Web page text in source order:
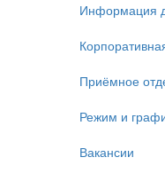
Информация
Приёмное
Режим и
Вакансии